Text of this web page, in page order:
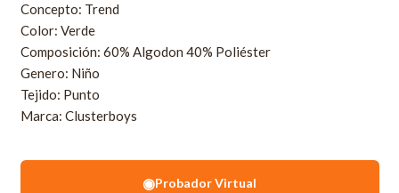
Concepto: Trend
Color: Verde
Composición: 60% Algodon 40% Poliéster
Genero: Niño
Tejido: Punto
Marca: Clusterboys
◉Probador Virtual